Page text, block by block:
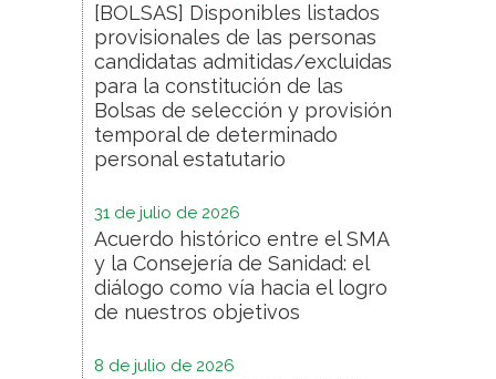
[BOLSAS] Disponibles listados
provisionales de las personas
candidatas admitidas/excluidas
para la constitución de las
Bolsas de selección y provisión
temporal de determinado
personal estatutario
31 de julio de 2026
Acuerdo histórico entre el SMA
y la Consejería de Sanidad: el
diálogo como vía hacia el logro
de nuestros objetivos
8 de julio de 2026